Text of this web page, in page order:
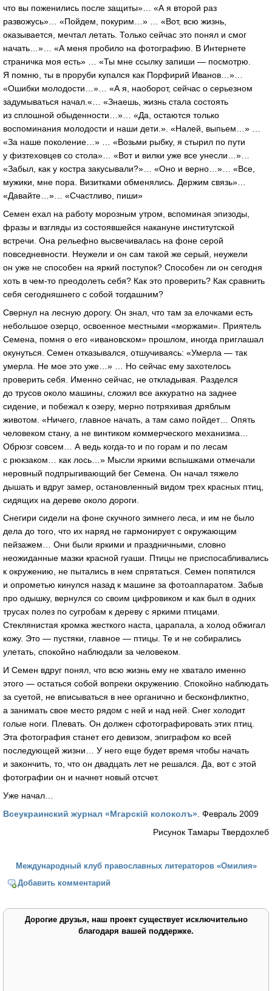
что вы поженились после защиты»… «А я второй раз
развожусь»… «Пойдем, покурим…» … «Вот, всю жизнь,
оказывается, мечтал летать. Только сейчас это понял и смог
начать…»… «А меня пробило на фотографию. В Интернете
страничка моя есть» … «Ты мне ссылку запиши — посмотрю.
Я помню, ты в проруби купался как Порфирий Иванов…»…
«Ошибки молодости…»… «А я, наоборот, сейчас о серьезном
задумываться начал.«… «Знаешь, жизнь стала состоять
из сплошной обыденности…»… «Да, остаются только
воспоминания молодости и наши дети.». «Налей, выпьем…» …
«За наше поколение…» … «Возьми рыбку, я стырил по пути
у физтеховцев со стола»… «Вот и вилки уже все унесли…»…
«Забыл, как у костра закусывали?»… «Оно и верно…»… «Все,
мужики, мне пора. Визитками обменялись. Держим связь»…
«Давайте…»… «Счастливо, пиши»
Семен ехал на работу морозным утром, вспоминая эпизоды,
фразы и взгляды из состоявшейся накануне институтской
встречи. Она рельефно высвечивалась на фоне серой
повседневности. Неужели и он сам такой же серый, неужели
он уже не способен на яркий поступок? Способен ли он сегодня
хоть в чем-то преодолеть себя? Как это проверить? Как сравнить
себя сегодняшнего с собой тогдашним?
Свернул на лесную дорогу. Он знал, что там за елочками есть
небольшое озерцо, освоенное местными «моржами». Приятель
Семена, помня о его «ивановском» прошлом, иногда приглашал
окунуться. Семен отказывался, отшучиваясь: «Умерла — так
умерла. Не мое это уже…» … Но сейчас ему захотелось
проверить себя. Именно сейчас, не откладывая. Разделся
до трусов около машины, сложил все аккуратно на заднее
сидение, и побежал к озеру, мерно потряхивая дряблым
животом. «Ничего, главное начать, а там само пойдет… Опять
человеком стану, а не винтиком коммерческого механизма…
Обрюзг совсем… А ведь когда-то и по горам и по лесам
с рюкзаком… как лось…» Мысли яркими вспышками отмечали
неровный подпрыгивающий бег Семена. Он начал тяжело
дышать и вдруг замер, остановленный видом трех красных птиц,
сидящих на дереве около дороги.
Снегири сидели на фоне скучного зимнего леса, и им не было
дела до того, что их наряд не гармонирует с окружающим
пейзажем… Они были яркими и праздничными, словно
неожиданные мазки красной гуаши. Птицы не приспосабливались
к окружению, не пытались в нем спрятаться. Семен попятился
и опрометью кинулся назад к машине за фотоаппаратом. Забыв
про одышку, вернулся со своим цифровиком и как был в одних
трусах полез по сугробам к дереву с яркими птицами.
Стеклянистая кромка жесткого наста, царапала, а холод обжигал
кожу. Это — пустяки, главное — птицы. Те и не собирались
улетать, спокойно наблюдали за человеком.
И Семен вдруг понял, что всю жизнь ему не хватало именно
этого — остаться собой вопреки окружению. Спокойно наблюдать
за суетой, не вписываться в нее органично и бесконфликтно,
а занимать свое место рядом с ней и над ней. Снег холодит
голые ноги. Плевать. Он должен сфотографировать этих птиц.
Эта фотография станет его девизом, эпиграфом ко всей
последующей жизни… У него еще будет время чтобы начать
и закончить, то, что он двадцать лет не решался. Да, вот с этой
фотографии он и начнет новый отсчет.
Уже начал…
Всеукраинский журнал «Мгарскій колоколъ» . Февраль 2009
Рисунок Тамары Твердохлеб
Международный клуб православных литераторов «Омилия»
Добавить комментарий
Дорогие друзья, наш проект существует исключительно
благодаря вашей поддержке.